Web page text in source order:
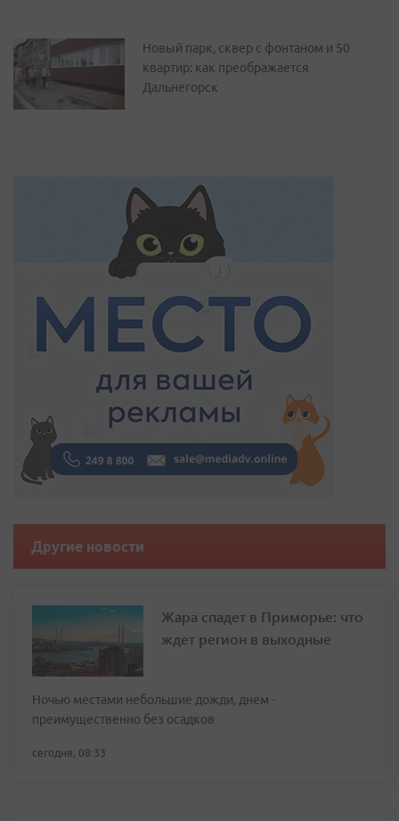
Новый парк, сквер с фонтаном и 50
квартир: как преображается
Дальнегорск
Другие новости
Жара спадет в Приморье: что
ждет регион в выходные
Ночью местами небольшие дожди, днем -
преимущественно без осадков
сегодня, 08:33